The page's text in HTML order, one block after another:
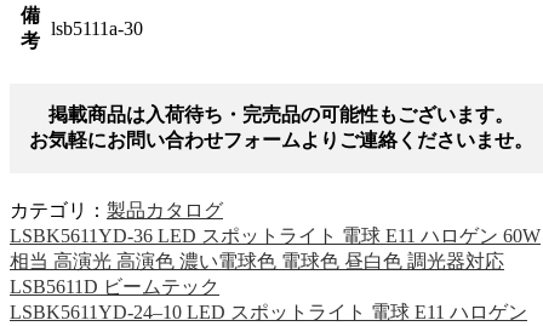
備
考
lsb5111a-30
掲載商品は入荷待ち・完売品の可能性もございます。
お気軽にお問い合わせフォームよりご連絡くださいませ。
カテゴリ： 製品カタログ
LSBK5611YD-36 LED スポットライト 電球 E11 ハロゲン 60W
相当 高演光 高演色 濃い電球色 電球色 昼白色 調光器対応
LSB5611D ビームテック
LSBK5611YD-24–10 LED スポットライト 電球 E11 ハロゲン